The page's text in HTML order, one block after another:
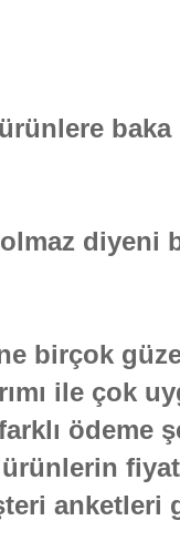
baka
diyeni
birçok
ile çok
anketleri